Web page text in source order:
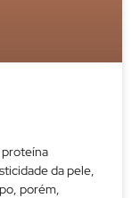
proteína
da pele,
porém,